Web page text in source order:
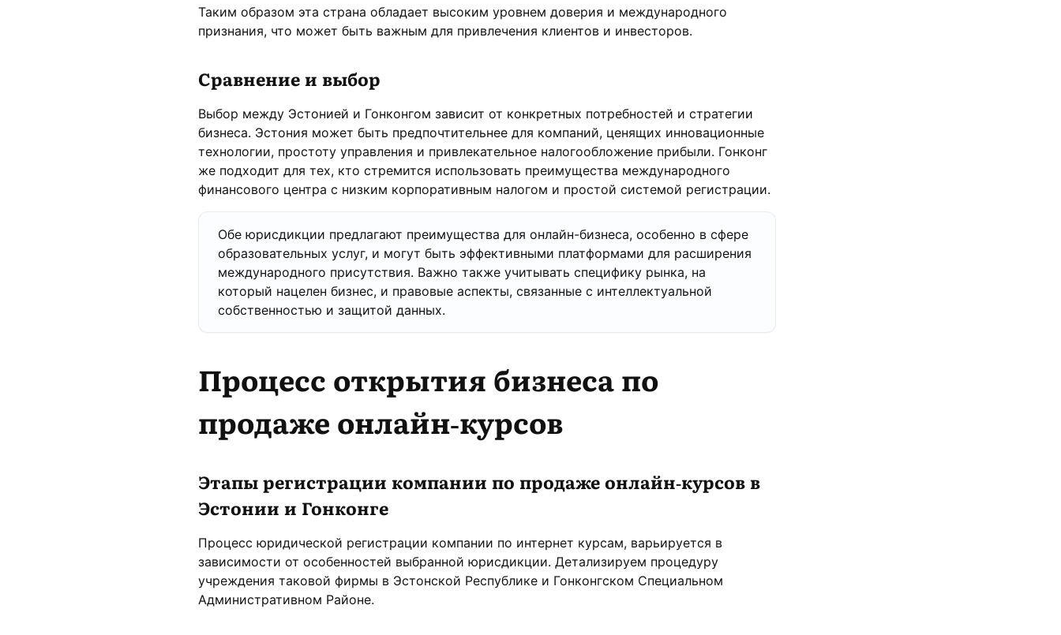
Таким образом эта страна обладает высоким уровнем доверия и международного
признания, что может быть важным для привлечения клиентов и инвесторов.
Сравнение и выбор
Выбор между Эстонией и Гонконгом зависит от конкретных потребностей и стратегии
бизнеса. Эстония может быть предпочтительнее для компаний, ценящих инновационные
технологии, простоту управления и привлекательное налогообложение прибыли. Гонконг
же подходит для тех, кто стремится использовать преимущества международного
финансового центра с низким корпоративным налогом и простой системой регистрации.
Обе юрисдикции предлагают преимущества для онлайн-бизнеса, особенно в сфере
образовательных услуг, и могут быть эффективными платформами для расширения
международного присутствия. Важно также учитывать специфику рынка, на
который нацелен бизнес, и правовые аспекты, связанные с интеллектуальной
собственностью и защитой данных.
Процесс открытия бизнеса по
продаже онлайн-курсов
Этапы регистрации компании по продаже онлайн-курсов в
Эстонии и Гонконге
Процесс юридической регистрации компании по интернет курсам, варьируется в
зависимости от особенностей выбранной юрисдикции. Детализируем процедуру
учреждения таковой фирмы в Эстонской Республике и Гонконгском Специальном
Административном Районе.